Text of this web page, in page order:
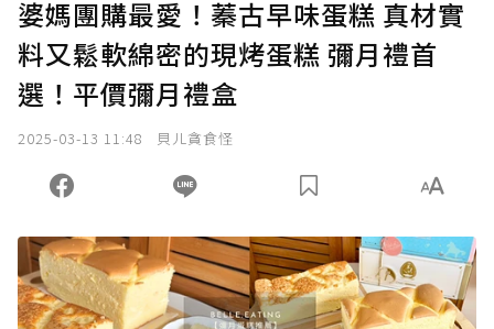
婆媽團購最愛！蓁古早味蛋糕 真材實
料又鬆軟綿密的現烤蛋糕 彌月禮首
選！平價彌月禮盒
2025-03-13 11:48 貝ㄦ貪食怪